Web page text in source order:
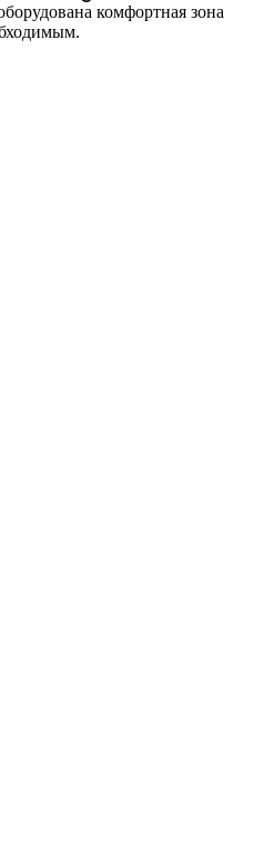
комфортная зона